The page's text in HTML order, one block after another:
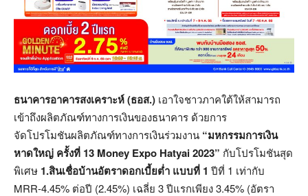
ธนาคารอาคารสงเคราะห์ (ธอส.) เอาใจชาวภาคใต้ให้สามารถ
เข้าถึงผลิตภัณฑ์ทางการเงินของธนาคาร ด้วยการ
จัดโปรโมชันผลิตภัณฑ์ทางการเงินร่วมงาน “มหกรรมการเงิน
หาดใหญ่ ครั้งที่ 13 Money Expo Hatyai 2023” กับโปรโมชันสุด
พิเศษ 1.สินเชื่อบ้านอัตราดอกเบี้ยต่ำ แบบที่ 1 ปีที่ 1 เท่ากับ
MRR-4.45% ต่อปี (2.45%) เฉลี่ย 3 ปีแรกเพียง 3.45% (อัตรา